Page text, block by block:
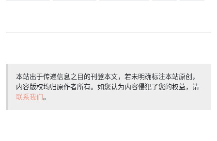
本站出于传递信息之目的刊登本文，若未明确标注本站原创，
内容版权均归原作者所有。如您认为内容侵犯了您的权益，请
联系我们。